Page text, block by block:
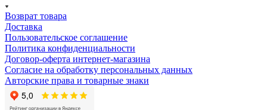
Возврат товара
Доставка
Пользовательское соглашение
Политика конфиденциальности
Договор-оферта интернет-магазина
Согласие на обработку персональных данных
Авторские права и товарные знаки